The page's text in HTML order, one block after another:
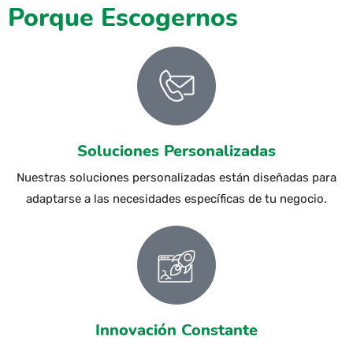
Porque Escogernos
Soluciones Personalizadas
Nuestras soluciones personalizadas están diseñadas para
adaptarse a las necesidades específicas de tu negocio.
Innovación Constante